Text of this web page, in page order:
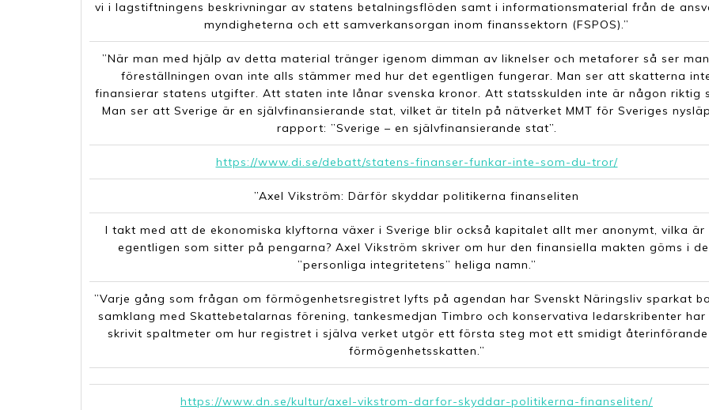
vi i lagstiftningens beskrivningar av statens betalningsflöden samt i informationsmaterial från de
myndigheterna och ett samverkansorgan inom finanssektorn (FSPOS).”
”När man med hjälp av detta material tränger igenom dimman av liknelser och metaforer så ser
föreställningen ovan inte alls stämmer med hur det egentligen fungerar. Man ser att skatterna
finansierar statens utgifter. Att staten inte lånar svenska kronor. Att statsskulden inte är någon riktig
Man ser att Sverige är en självfinansierande stat, vilket är titeln på nätverket MMT för Sveriges
rapport: ”Sverige – en självfinansierande stat”.
https://www.di.se/debatt/statens-finanser-funkar-inte-som-du-tror/
”Axel Vikström: Därför skyddar politikerna finanseliten
I takt med att de ekonomiska klyftorna växer i Sverige blir också kapitalet allt mer anonymt, vilka är
egentligen som sitter på pengarna? Axel Vikström skriver om hur den finansiella makten göms i
”personliga integritetens” heliga namn.”
”Varje gång som frågan om förmögenhetsregistret lyfts på agendan har Svenskt Näringsliv sparkat
samklang med Skattebetalarnas förening, tankesmedjan Timbro och konservativa ledarskribenter har
skrivit spaltmeter om hur registret i själva verket utgör ett första steg mot ett smidigt
förmögenhetsskatten.”
https://www.dn.se/kultur/axel-vikstrom-darfor-skyddar-politikerna-finanseliten/